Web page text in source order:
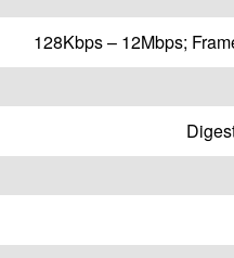
128Kbps – 12Mbps;